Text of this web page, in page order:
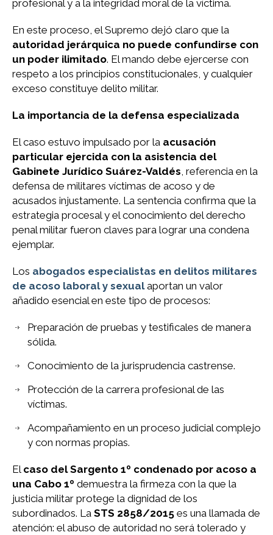
profesional y a la integridad moral de la víctima.
En este proceso, el Supremo dejó claro que la
autoridad jerárquica no puede confundirse con
un poder ilimitado. El mando debe ejercerse con
respeto a los principios constitucionales, y cualquier
exceso constituye delito militar.
La importancia de la defensa especializada
El caso estuvo impulsado por la acusación
particular ejercida con la asistencia del
Gabinete Jurídico Suárez-Valdés , referencia en la
defensa de militares víctimas de acoso y de
acusados injustamente. La sentencia confirma que la
estrategia procesal y el conocimiento del derecho
penal militar fueron claves para lograr una condena
ejemplar.
Los abogados especialistas en delitos militares
de acoso laboral y sexualaportan un valor
añadido esencial en este tipo de procesos:
Preparación de pruebas y testificales de manera
sólida.
Conocimiento de la jurisprudencia castrense.
Protección de la carrera profesional de las
víctimas.
Acompañamiento en un proceso judicial complejo
y con normas propias.
El caso del Sargento 1º condenado por acoso a
una Cabo 1º demuestra la firmeza con la que la
justicia militar protege la dignidad de los
subordinados. La STS 2858/2015 es una llamada de
atención: el abuso de autoridad no será tolerado y